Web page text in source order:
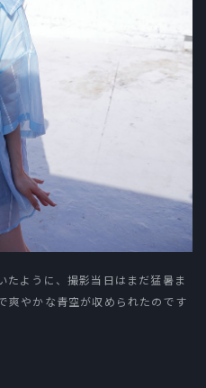
たように、撮影当日はまだ猛暑ま
爽やかな青空が収められたのです